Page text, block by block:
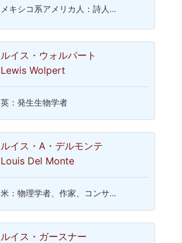
メキシコ系アメリカ人：詩人…
ルイス・ウォルパート
Lewis Wolpert
英：発生生物学者
ルイス・A・デルモンテ
Louis Del Monte
米：物理学者、作家、コンサ…
ルイス・ガースナー